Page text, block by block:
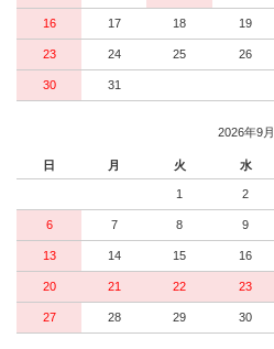
16 17 18 19
23 24 25 26
30 31
2026年9月
日 月 火 水
1 2
6 7 8 9
13 14 15 16
20 21 22 23
27 28 29 30